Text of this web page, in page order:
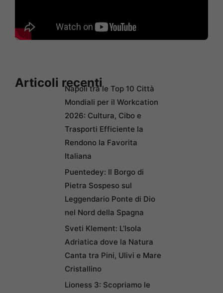
Articoli recentiNapoli tra le Top 10 Città
Mondiali per il Workcation
2026: Cultura, Cibo e
Trasporti Efficiente la
Rendono la Favorita
Italiana
Puentedey: Il Borgo di
Pietra Sospeso sul
Leggendario Ponte di Dio
nel Nord della Spagna
Sveti Klement: L’Isola
Adriatica dove la Natura
Canta tra Pini, Ulivi e Mare
Cristallino
Lioness 3: Scopriamo le